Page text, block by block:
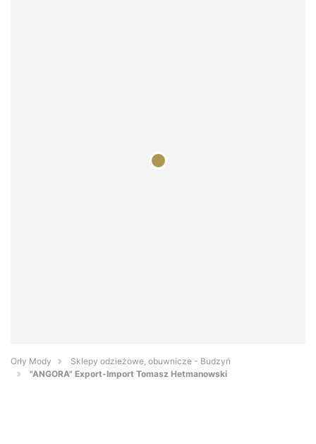
Orły Mody
Sklepy odzieżowe, obuwnicze - Budzyń
"ANGORA" Export-Import Tomasz Hetmanowski